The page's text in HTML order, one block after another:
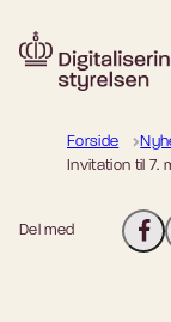
Gå til forsiden
Forside
Invitation til 7.
Del med Del